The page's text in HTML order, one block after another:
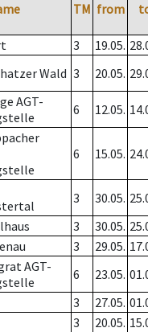
TM from
3 19.05.
Wald 3 20.05.
AGT-
6 12.05.
6 15.05.
3 30.05.
3 30.05.
3 29.05.
AGT-
6 23.05.
3 27.05.
3 20.05.